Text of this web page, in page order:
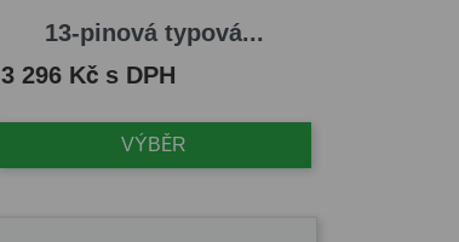
13-pinová typová...
Cena
3 296 Kč s DPH
VÝBĚR